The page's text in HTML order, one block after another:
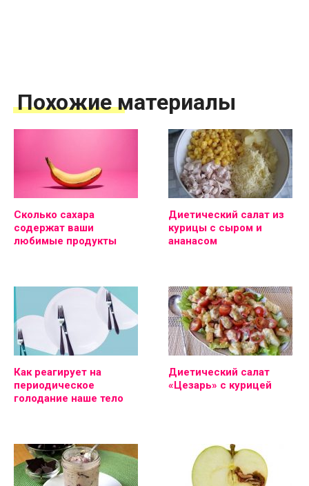
Похожие материалы
Сколько сахара
содержат ваши
любимые продукты
Диетический салат из
курицы с сыром и
ананасом
Как реагирует на
периодическое
голодание наше тело
Диетический салат
«Цезарь» с курицей